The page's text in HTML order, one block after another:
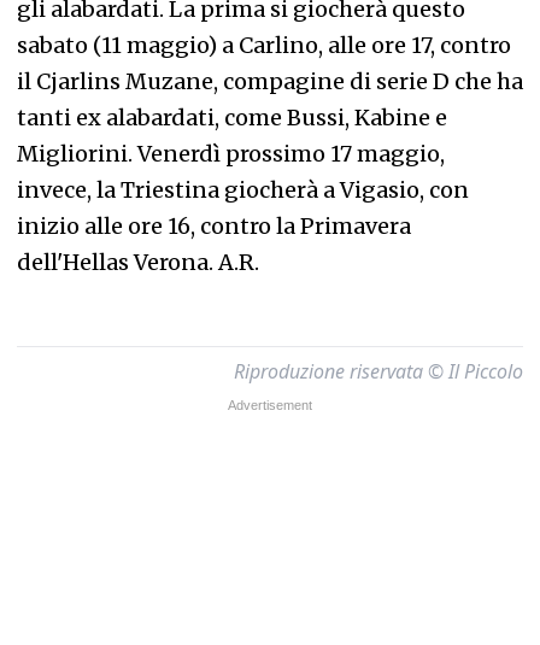
gli alabardati. La prima si giocherà questo
sabato (11 maggio) a Carlino, alle ore 17, contro
il Cjarlins Muzane, compagine di serie D che ha
tanti ex alabardati, come Bussi, Kabine e
Migliorini. Venerdì prossimo 17 maggio,
invece, la Triestina giocherà a Vigasio, con
inizio alle ore 16, contro la Primavera
dell'Hellas Verona.A.R.
Riproduzione riservata © Il Piccolo